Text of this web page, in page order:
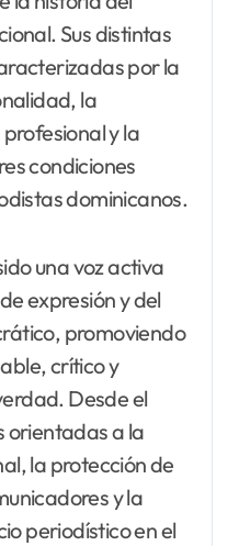
Sus distintas
por la
la
y la
condiciones
dominicanos.
una voz activa
expresión y del
promoviendo
crítico y
Desde el
orientadas a la
la protección de
y la
periodístico en el